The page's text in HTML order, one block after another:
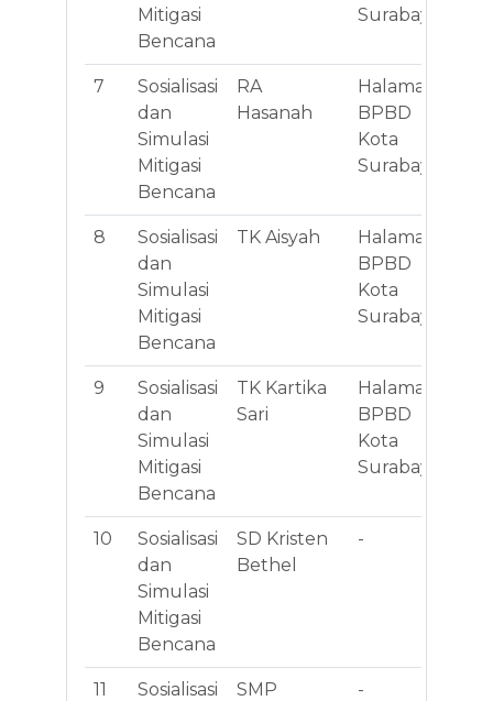
Mitigasi
Bencana
Surabaya
7
Sosialisasi
dan
Simulasi
Mitigasi
Bencana
RA
Hasanah
Halaman
BPBD
Kota
Surabaya
8
Sosialisasi
dan
Simulasi
Mitigasi
Bencana
TK Aisyah
Halaman
BPBD
Kota
Surabaya
9
Sosialisasi
dan
Simulasi
Mitigasi
Bencana
TK Kartika
Sari
Halaman
BPBD
Kota
Surabaya
10
Sosialisasi
dan
Simulasi
Mitigasi
Bencana
SD Kristen
Bethel
-
11
Sosialisasi
SMP
-